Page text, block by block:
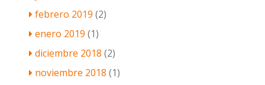
febrero 2019 (2)
enero 2019 (1)
diciembre 2018 (2)
noviembre 2018 (1)